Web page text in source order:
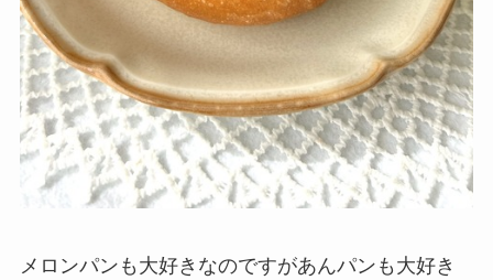
メロンパンも大好きなのですがあんパンも大好き